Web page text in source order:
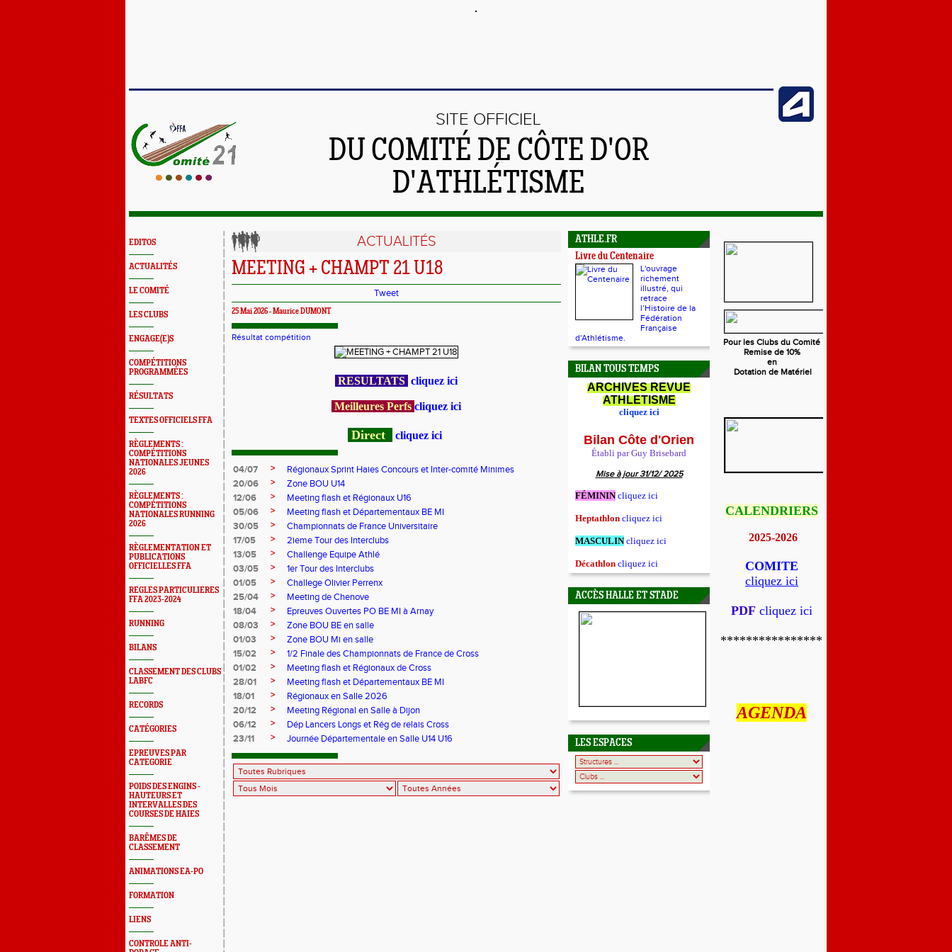
SITE OFFICIEL
DU COMITÉ DE CÔTE D'OR
D'ATHLÉTISME
EDITOS
ACTUALITÉS
LE COMITÉ
LES CLUBS
ENGAGE(E)S
COMPÉTITIONS
PROGRAMMÉES
RÉSULTATS
TEXTES OFFICIELS FFA
RÈGLEMENTS :
COMPÉTITIONS
NATIONALES JEUNES
2026
RÈGLEMENTS :
COMPÉTITIONS
NATIONALES RUNNING
2026
RÈGLEMENTATION ET
PUBLICATIONS
OFFICIELLES FFA
REGLES PARTICULIERES
FFA 2023-2024
RUNNING
BILANS
CLASSEMENT DES CLUBS
LABFC
RECORDS
CATÉGORIES
EPREUVES PAR
CATEGORIE
POIDS DES ENGINS -
HAUTEURS ET
INTERVALLES DES
COURSES DE HAIES
BARÊMES DE
CLASSEMENT
ANIMATIONS EA-PO
FORMATION
LIENS
CONTROLE ANTI-
ACTUALITÉS
MEETING + CHAMPT 21 U18
Tweet
25 Mai 2026 - Maurice DUMONT
Résultat compétition
RESULTATS cliquez ici
Meilleures Perfs cliquez ici
Direct cliquez ici
04/07 >
Régionaux Sprint Haies Concours et Inter-comité Minimes
20/06
>
Zone BOU U14
12/06
>
Meeting flash et Régionaux U16
05/06
>
Meeting flash et Départementaux BE MI
30/05
>
Championnats de France Universitaire
17/05
>
2ieme Tour des Interclubs
13/05
>
Challenge Equipe Athlé
03/05
>
1er Tour des Interclubs
01/05
>
Challege Olivier Perrenx
25/04
>
Meeting de Chenove
18/04
>
Epreuves Ouvertes PO BE MI à Arnay
08/03
>
Zone BOU BE en salle
01/03
>
Zone BOU Mi en salle
15/02
>
1/2 Finale des Championnats de France de Cross
01/02
>
Meeting flash et Régionaux de Cross
28/01
>
Meeting flash et Départementaux BE MI
18/01
>
Régionaux en Salle 2026
20/12
>
Meeting Régional en Salle à Dijon
06/12
>
Dép Lancers Longs et Rég de relais Cross
23/11
> Journée Départementale en Salle U14 U16
ATHLE.FR
Livre du Centenaire
L'ouvrage
richement
illustré, qui
retrace
l’Histoire de la
Fédération
Française
d'Athlétisme.
BILAN TOUS TEMPS
ARCHIVES REVUE
ATHLETISME
cliquez ici
Bilan Côte d'Orien
Établi par Guy Brisebard
Mise à jour 31/12/ 2025
FÉMININcliquez ici
Heptathlon cliquez ici
MASCULINcliquez ici
Décathlon cliquez ici
ACCÈS HALLE ET STADE
LES ESPACES
Pour les Clubs du Comité
Remise de 10%
en
Dotation de Matériel
CALENDRIERS
2025-2026
COMITE
cliquez ici
PDF cliquez ici
*******************
AGENDA